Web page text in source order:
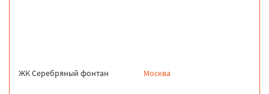
ЖК Серебряный фонтан Москва